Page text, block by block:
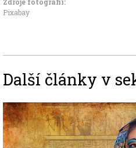
Pixabay
Další články v
Image